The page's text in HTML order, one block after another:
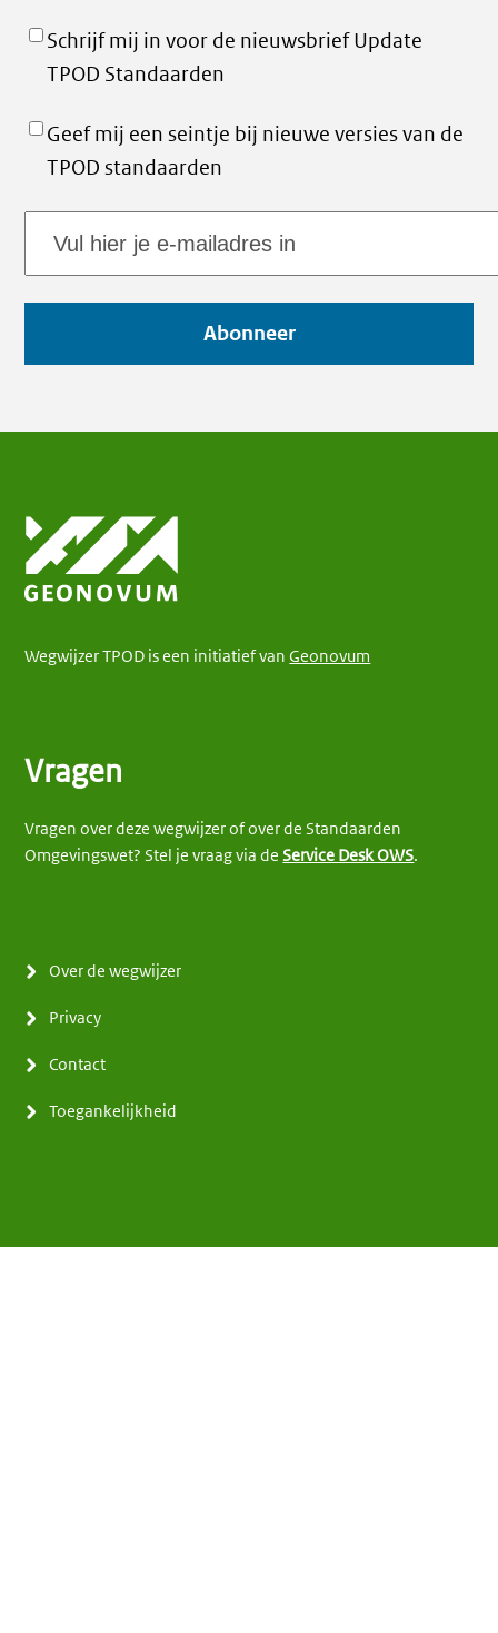
Schrijf mij in voor de nieuwsbrief Update
TPOD Standaarden
Geef mij een seintje bij nieuwe versies van de
TPOD standaarden
Abonneer
Wegwijzer TPOD is een initiatief vanGeonovum
Vragen
Vragen over deze wegwijzer of over de Standaarden
Omgevingswet? Stel je vraag via deService Desk OWS.
Over de wegwijzer
Privacy
Contact
Toegankelijkheid